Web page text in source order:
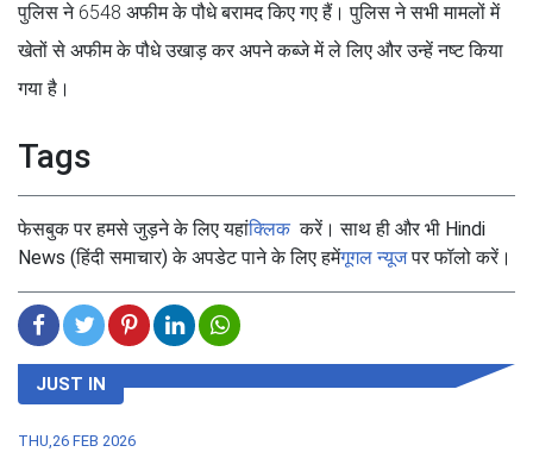
पुलिस ने 6548 अफीम के पौधे बरामद किए गए हैं। पुलिस ने सभी मामलों में
खेतों से अफीम के पौधे उखाड़ कर अपने कब्जे में ले लिए और उन्हें नष्ट किया
गया है।
Tags
फेसबुक पर हमसे जुड़ने के लिए यहांक्लिककरें। साथ ही और भी Hindi
News (हिंदी समाचार) के अपडेट पाने के लिए हमेंगूगल न्यूजपर फॉलो करें।
JUST IN
THU,26 FEB 2026